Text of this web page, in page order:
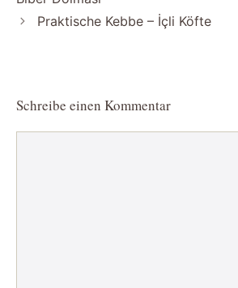
Praktische Kebbe – İçli Köfte
Schreibe einen Kommentar